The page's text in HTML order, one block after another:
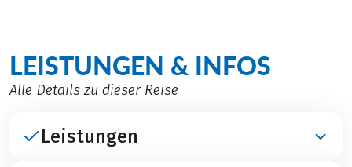
LEISTUNGEN & INFOS
Alle Details zu dieser Reise
Leistungen